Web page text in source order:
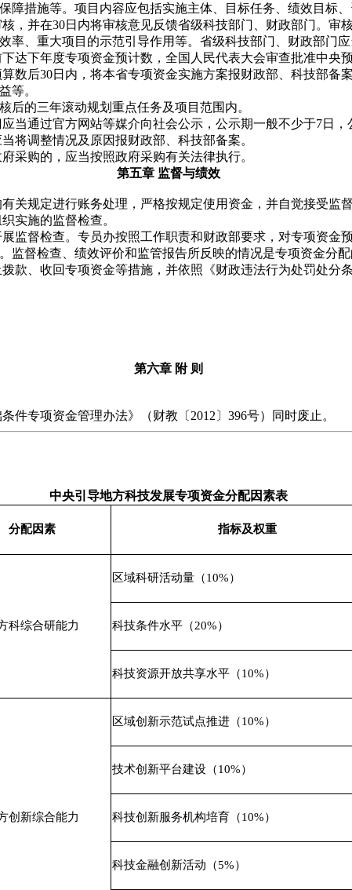
措施等。项目内容应包括实施主体、目标任务、绩效目标
，并在30日内将审核意见反馈省级科技部门、财政部门。审
、重大项目的示范引导作用等。省级科技部门、财政部门
达下年度专项资金预计数，全国人民代表大会审查批准中央
数后30日内，将本省专项资金实施方案报财政部、科技部备
等。
后的三年滚动规划重点任务及项目范围内。
当通过官方网站等媒介向社会公示，公示期一般不少于7日，
将调整情况及原因报财政部、科技部备案。
采购的，应当按照政府采购有关法律执行。
第五章 监督与绩效
关规定进行账务处理，严格按规定使用资金，并自觉接受监督
实施的监督检查。
监督检查。专员办按照工作职责和财政部要求，对专项资金
督检查、绩效评价和监管报告所反映的情况是专项资金分配
款、收回专项资金等措施，并依照《财政违法行为处罚处分
第六章 附 则
专项资金管理办法》（财教〔2012〕396号）同时废止。
中央引导地方科技发展专项资金分配因素表
分配因素 指标及权重
科综合研能力
区域科研活动量（10%）
科技条件水平（20%）
科技资源开放共享水平（10%）
创新综合能力
区域创新示范试点推进（10%）
技术创新平台建设（10%）
科技创新服务机构培育（10%）
科技金融创新活动（5%）